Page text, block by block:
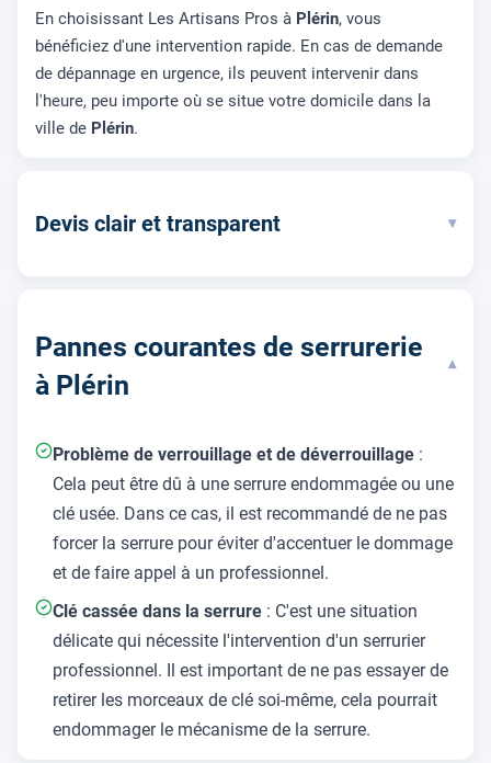
En choisissant Les Artisans Pros à Plérin, vous
bénéficiez d'une intervention rapide. En cas de demande
de dépannage en urgence, ils peuvent intervenir dans
l'heure, peu importe où se situe votre domicile dans la
ville de Plérin.
Devis clair et transparent ▾
Pannes courantes de serrurerie
à Plérin
▾
Problème de verrouillage et de déverrouillage :
Cela peut être dû à une serrure endommagée ou une
clé usée. Dans ce cas, il est recommandé de ne pas
forcer la serrure pour éviter d'accentuer le dommage
et de faire appel à un professionnel.
Clé cassée dans la serrure : C'est une situation
délicate qui nécessite l'intervention d'un serrurier
professionnel. Il est important de ne pas essayer de
retirer les morceaux de clé soi-même, cela pourrait
endommager le mécanisme de la serrure.